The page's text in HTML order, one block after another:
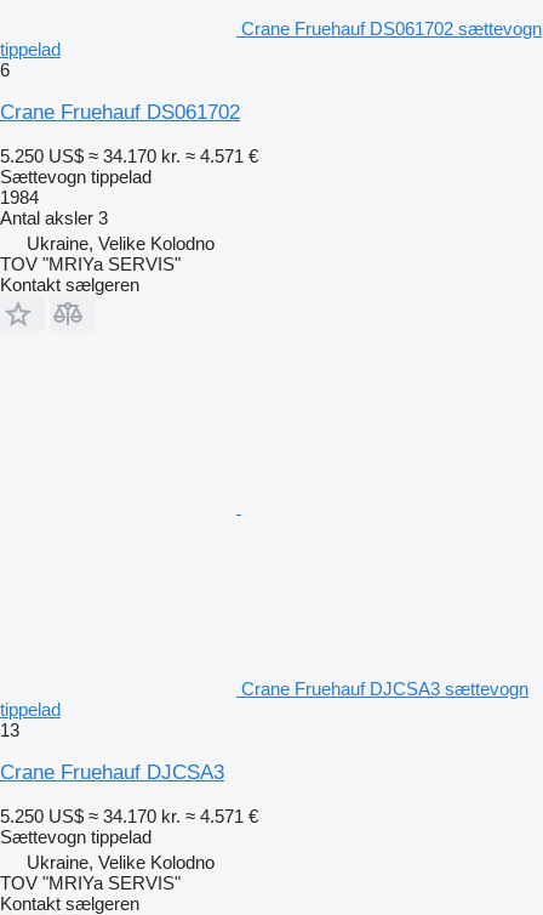
Crane Fruehauf DS061702 sættevogn
tippelad
6
Crane Fruehauf DS061702
5.250 US$ ≈ 34.170 kr. ≈ 4.571 €
Sættevogn tippelad
1984
Antal aksler 3
Ukraine, Velike Kolodno
TOV "MRIYa SERVIS"
Kontakt sælgeren
Crane Fruehauf DJCSA3 sættevogn
tippelad
13
Crane Fruehauf DJCSA3
5.250 US$ ≈ 34.170 kr. ≈ 4.571 €
Sættevogn tippelad
Ukraine, Velike Kolodno
TOV "MRIYa SERVIS"
Kontakt sælgeren